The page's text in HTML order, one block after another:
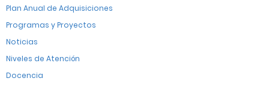
Plan Anual de Adquisiciones
Programas y Proyectos
Noticias
Niveles de Atención
Docencia